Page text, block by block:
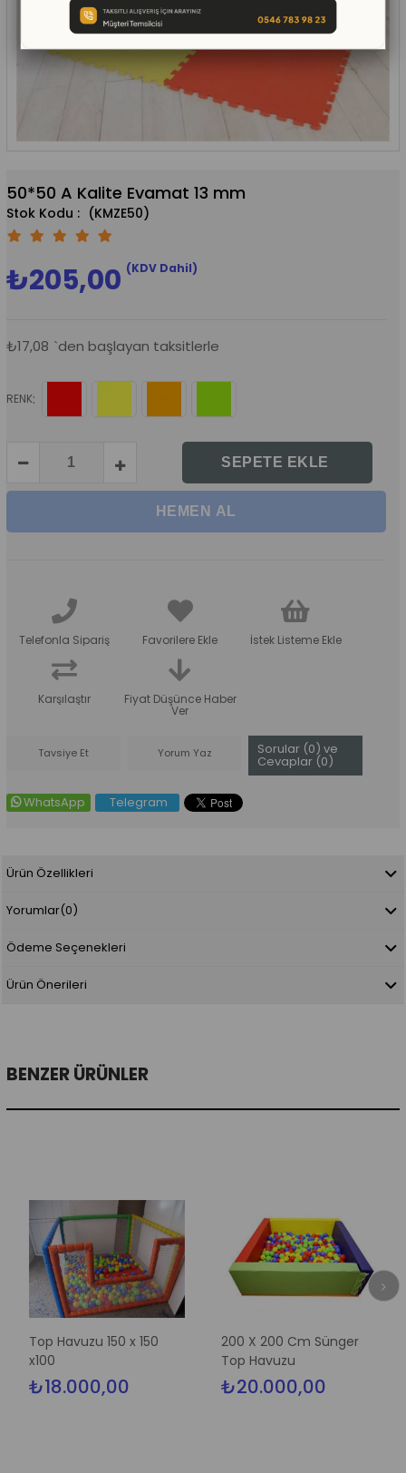
50*50 A Kalite Evamat 13 mm
(KMZE50)
₺205,00 (KDV Dahil)
₺17,08 `den başlayan taksitlerle
RENK:
Telefonla Sipariş Favorilere Ekle İstek Listeme Ekle
Karşılaştır Fiyat Düşünce Haber
Ver
Tavsiye Et Yorum Yaz Sorular (0) ve
Cevaplar (0)
WhatsApp Telegram
Ürün Özellikleri
Yorumlar(0)
Ödeme Seçenekleri
Ürün Önerileri
BENZER ÜRÜNLER
Top Havuzu 150 x 150
x100
₺18.000,00
200 X 200 Cm Sünger
Top Havuzu
₺20.000,00